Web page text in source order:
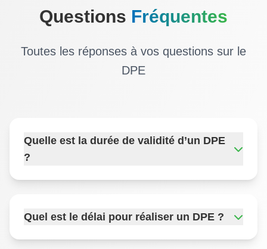
Questions Fréquentes
Toutes les réponses à vos questions sur le
DPE
Quelle est la durée de validité d’un DPE
?
Quel est le délai pour réaliser un DPE ?